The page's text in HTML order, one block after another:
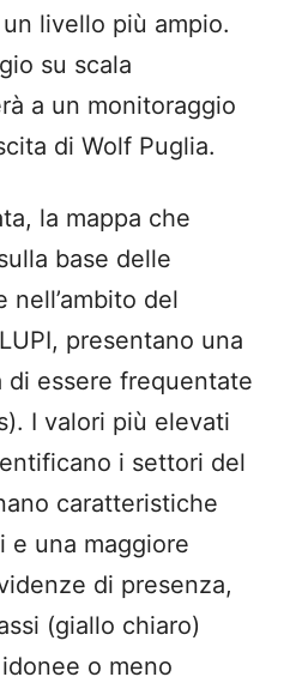
livello più ampio.
su scala
a un monitoraggio
di Wolf Puglia.
la mappa che
base delle
nell’ambito del
presentano una
di essere frequentate
I valori più elevati
i settori del
caratteristiche
e una maggiore
di presenza,
(giallo chiaro)
o meno